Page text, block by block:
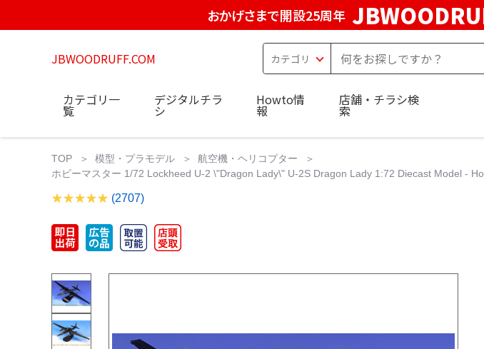
おかげさまで開設25周年
JBWOODRUFF.COM
カテゴリ一
覧
デジタルチラ
シ
Howto情
報
店舗・チラシ検
索
TOP 模型・プラモデル
航空機・ヘリコプター
ホビーマスター 1/72 Lockheed U-2 \"Dragon Lady\" U-2S Dragon Lady 1:72 Diecast Model -
(2707)